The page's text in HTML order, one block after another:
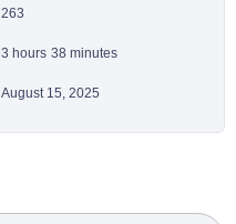
263
3 hours 38 minutes
August 15, 2025